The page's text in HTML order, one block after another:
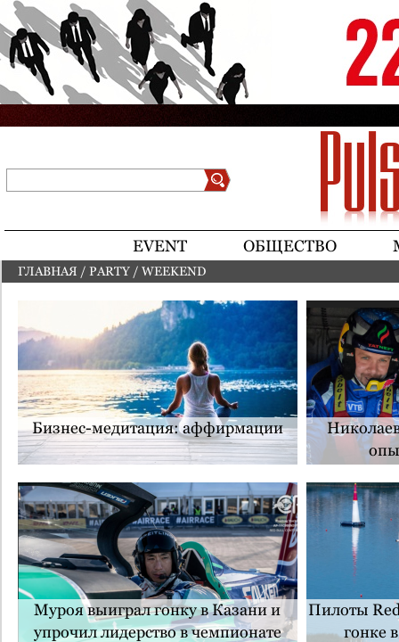
Jump to navigation
EVENT ОБЩЕСТВО
ГЛАВНАЯ / PARTY / WEEKEND
Бизнес-медитация: аффирмации
Муроя выиграл гонку в Казани и
упрочил лидерство в чемпионате
Пилоты
гонке